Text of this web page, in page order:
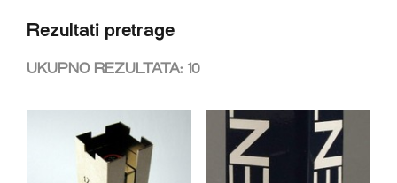
Rezultati pretrage
UKUPNO REZULTATA: 10